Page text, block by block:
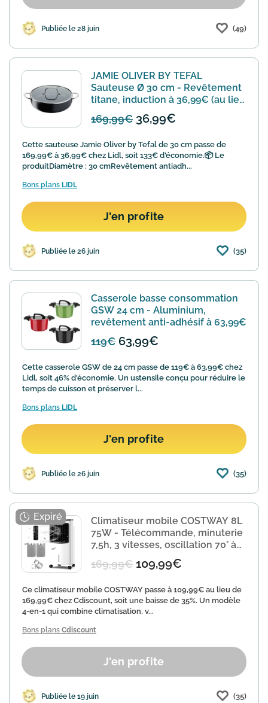
Publiée le 28 juin (49)
JAMIE OLIVER BY TEFAL
Sauteuse Ø 30 cm - Revêtement
titane, induction à 36,99€ (au lieu
de 169,99€)
169,99€ 36,99€
Cette sauteuse Jamie Oliver by Tefal de 30 cm passe de
169,99€ à 36,99€ chez Lidl, soit 133€ d'économie.📦 Le
produitDiamètre : 30 cmRevêtement antiadh...
Bons plans LIDL
J'en profite
Publiée le 26 juin (35)
Casserole basse consommation
GSW 24 cm - Aluminium,
revêtement anti-adhésif à 63,99€
119€ 63,99€
Cette casserole GSW de 24 cm passe de 119€ à 63,99€ chez
Lidl, soit 46% d'économie. Un ustensile conçu pour réduire le
temps de cuisson et préserver l...
Bons plans LIDL
J'en profite
Publiée le 26 juin (35)
Climatiseur mobile COSTWAY 8L
75W - Télécommande, minuterie
7,5h, 3 vitesses, oscillation 70° à
169,99€ 109,99€
Ce climatiseur mobile COSTWAY passe à 109,99€ au lieu de
169,99€ chez Cdiscount, soit une baisse de 35%. Un modèle
4-en-1 qui combine climatisation, v...
Bons plans Cdiscount
J'en profite
Publiée le 19 juin (35)